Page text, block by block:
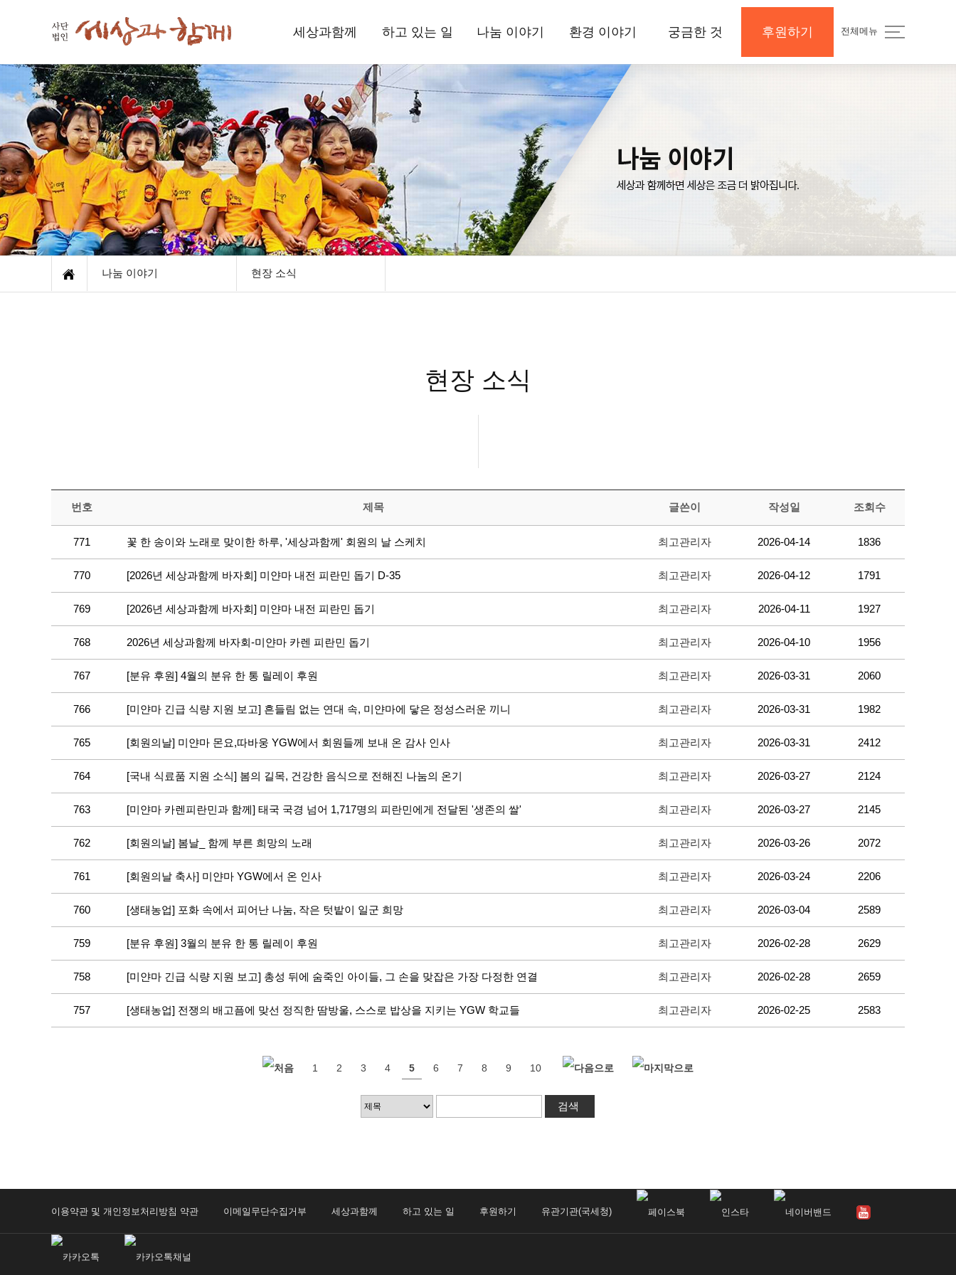
세상과함께
세상과함께
인사드립니다
함께하는 사람들
재정보고
오시는 길
하고 있는 일
국내사업
해외사업
환경사업
나눔 이야기
현장 소식
뉴스레터
정기간행물
기부소식
환경 이야기
삼보일배오체투지
환경상
활동 소식
자료실
삼보일배오체투지
자료실
궁금한 것
공지사항 및 Q&A
나의 후원내역
보도자료와 미디어
후원하기
후원하기
전체메뉴
나눔 이야기 현장 소식
현장 소식
번호 제목 글쓴이 작성일 조회수
771 꽃 한 송이와 노래로 맞이한 하루, '세상과함께' 회원의 날 스케치 최고관리자 2026-04-14 1836
770 [2026년 세상과함께 바자회] 미얀마 내전 피란민 돕기 D-35 최고관리자 2026-04-12 1791
769 [2026년 세상과함께 바자회] 미얀마 내전 피란민 돕기 최고관리자 2026-04-11 1927
768 2026년 세상과함께 바자회-미얀마 카렌 피란민 돕기 최고관리자 2026-04-10 1956
767 [분유 후원] 4월의 분유 한 통 릴레이 후원 최고관리자 2026-03-31 2060
766 [미얀마 긴급 식량 지원 보고] 흔들림 없는 연대 속, 미얀마에 닿은 정성스러운 끼니 최고관리자 2026-03-31 1982
765 [회원의날] 미얀마 몬요,따바웅 YGW에서 회원들께 보내 온 감사 인사 최고관리자 2026-03-31 2412
764 [국내 식료품 지원 소식] 봄의 길목, 건강한 음식으로 전해진 나눔의 온기 최고관리자 2026-03-27 2124
763 [미얀마 카렌피란민과 함께] 태국 국경 넘어 1,717명의 피란민에게 전달된 '생존의 쌀' 최고관리자 2026-03-27 2145
762 [회원의날] 봄날_ 함께 부른 희망의 노래 최고관리자 2026-03-26 2072
761 [회원의날 축사] 미얀마 YGW에서 온 인사 최고관리자 2026-03-24 2206
760 [생태농업] 포화 속에서 피어난 나눔, 작은 텃밭이 일군 희망 최고관리자 2026-03-04 2589
759 [분유 후원] 3월의 분유 한 통 릴레이 후원 최고관리자 2026-02-28 2629
758 [미얀마 긴급 식량 지원 보고] 총성 뒤에 숨죽인 아이들, 그 손을 맞잡은 가장 다정한 연결 최고관리자 2026-02-28 2659
757 [생태농업] 전쟁의 배고픔에 맞선 정직한 땀방울, 스스로 밥상을 지키는 YGW 학교들 최고관리자 2026-02-25 2583
1 2 3 4 5 6 7 8 9 10
이용약관 및 개인정보처리방침 약관 이메일무단수집거부 세상과함께 하고 있는 일 후원하기 유관기관(국세청)